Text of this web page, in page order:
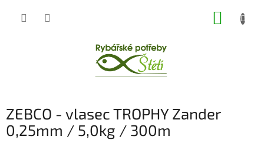
ZEBCO - vlasec TROPHY Zander
0,25mm / 5,0kg / 300m